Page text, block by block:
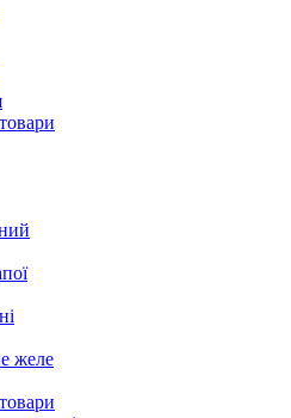
желе